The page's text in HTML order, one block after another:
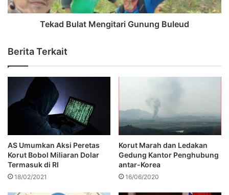
Tekad Bulat Mengitari Gunung Buleud
Berita Terkait
AS Umumkan Aksi Peretas
Korut Bobol Miliaran Dolar
Termasuk di RI
18/02/2021
Korut Marah dan Ledakan
Gedung Kantor Penghubung
antar-Korea
16/06/2020